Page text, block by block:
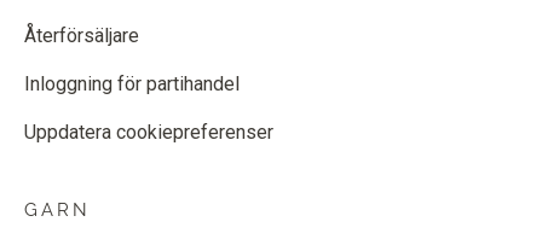
Återförsäljare
Inloggning för partihandel
Uppdatera cookiepreferenser
GARN